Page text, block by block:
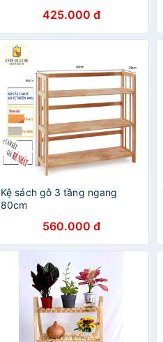
425.000 đ
Kệ sách gỗ 3 tầng ngang
80cm
560.000 đ